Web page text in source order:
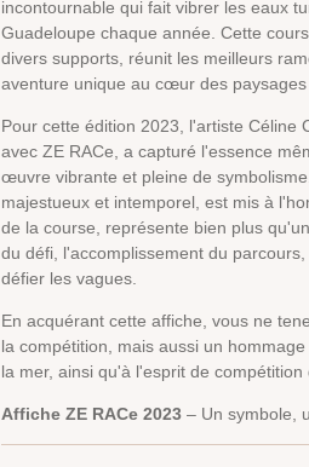
incontournable qui fait vibrer les eaux
Guadeloupe chaque année. Cette
divers supports, réunit les meilleurs
aventure unique au cœur des
Pour cette édition 2023, l'artiste Céline
avec ZE RACe, a capturé l'essence
œuvre vibrante et pleine de
majestueux et intemporel, est mis à
de la course, représente bien plus
du défi, l'accomplissement du
défier les vagues.
En acquérant cette affiche, vous ne
la compétition, mais aussi un
la mer, ainsi qu'à l'esprit de
Affiche ZE RACe 2023 – Un symbole,